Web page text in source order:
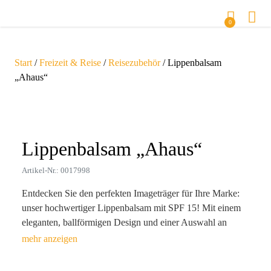
0
Start /Freizeit & Reise /Reisezubehör/ Lippenbalsam
„Ahaus“
Lippenbalsam „Ahaus“
Artikel-Nr.: 0017998
Entdecken Sie den perfekten Imageträger für Ihre Marke:
unser hochwertiger Lippenbalsam mit SPF 15! Mit einem
eleganten, ballförmigen Design und einer Auswahl an
stilvollen Farben – Blau, Gold, Grün, Silber und Rosa –